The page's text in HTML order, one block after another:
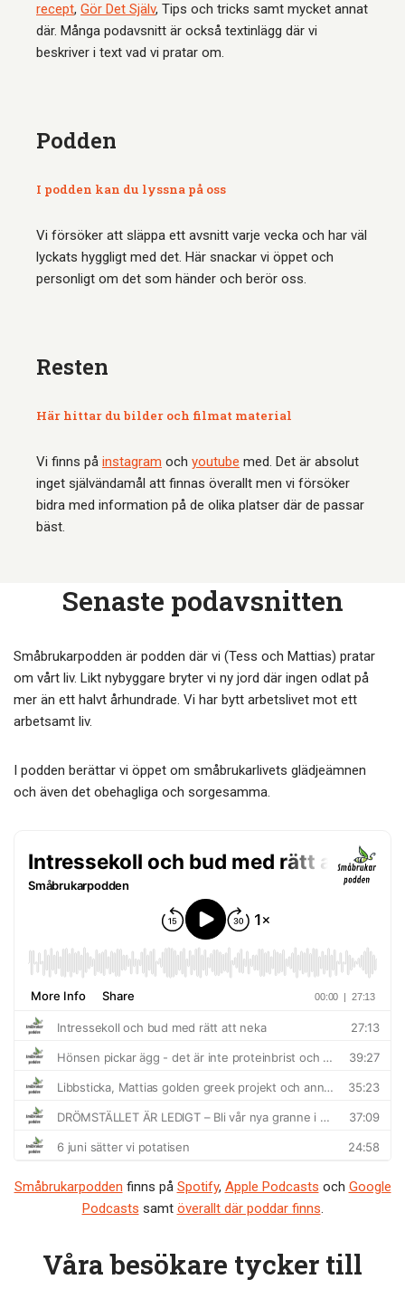
recept, Gör Det Själv, Tips och tricks samt mycket annat
där. Många podavsnitt är också textinlägg där vi
beskriver i text vad vi pratar om.
Podden
I podden kan du lyssna på oss
Vi försöker att släppa ett avsnitt varje vecka och har väl
lyckats hyggligt med det. Här snackar vi öppet och
personligt om det som händer och berör oss.
Resten
Här hittar du bilder och filmat material
Vi finns på instagram och youtube med. Det är absolut
inget självändamål att finnas överallt men vi försöker
bidra med information på de olika platser där de passar
bäst.
Senaste podavsnitten
Småbrukarpodden är podden där vi (Tess och Mattias) pratar
om vårt liv. Likt nybyggare bryter vi ny jord där ingen odlat på
mer än ett halvt århundrade. Vi har bytt arbetslivet mot ett
arbetsamt liv.
I podden berättar vi öppet om småbrukarlivets glädjeämnen
och även det obehagliga och sorgesamma.
Småbrukarpodden finns på Spotify, Apple Podcasts och Google
Podcasts samt överallt där poddar finns.
Våra besökare tycker till